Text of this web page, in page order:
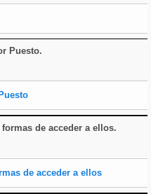
Puesto.
de acceder a ellos.
de acceder a ellos